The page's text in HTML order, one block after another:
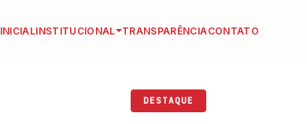
INICIALINSTITUCIONAL TRANSPARÊNCIACONTATO
DESTAQUE